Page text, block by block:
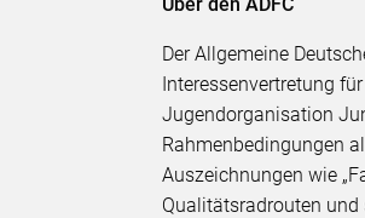
Der Allgemeine
Interessenvertretung
Jugendorganisation
Rahmenbedingungen
Auszeichnungen wie
Qualitätsradrouten